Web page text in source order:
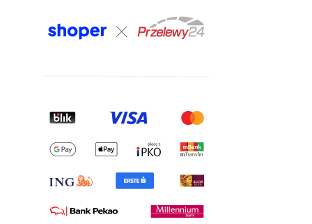
Kompleksowe wyposażenie domu to coś więcej niż
zakup sofy czy łóżka. To świadome dopasowanie
salonu, sypialni, pokoju młodzieżowego, przedpokoju i
łazienki. W jednym zamówieniu możesz
skompletować całe wnętrze – od sofy i szafki RTV,
przez łóżko i komodę, aż po meble do pokoju
Meble do salonu – komfort i estetyka
w jednym